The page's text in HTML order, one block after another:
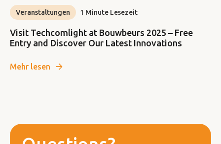
Veranstaltungen 1 Minute Lesezeit
Visit Techcomlight at Bouwbeurs 2025 – Free
Entry and Discover Our Latest Innovations
Mehr lesen